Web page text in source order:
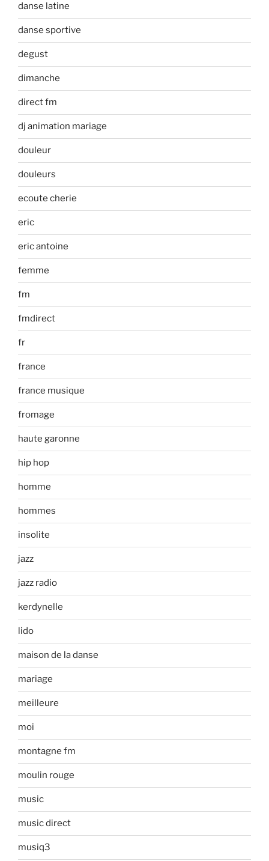
danse latine
danse sportive
degust
dimanche
direct fm
dj animation mariage
douleur
douleurs
ecoute cherie
eric
eric antoine
femme
fm
fmdirect
fr
france
france musique
fromage
haute garonne
hip hop
homme
hommes
insolite
jazz
jazz radio
kerdynelle
lido
maison de la danse
mariage
meilleure
moi
montagne fm
moulin rouge
music
music direct
musiq3